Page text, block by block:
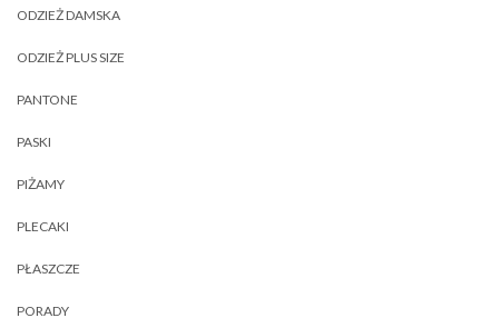
ODZIEŻ DAMSKA
ODZIEŻ PLUS SIZE
PANTONE
PASKI
PIŻAMY
PLECAKI
PŁASZCZE
PORADY